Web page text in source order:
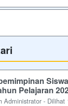
Pelajaran
Administrator - Dilihat